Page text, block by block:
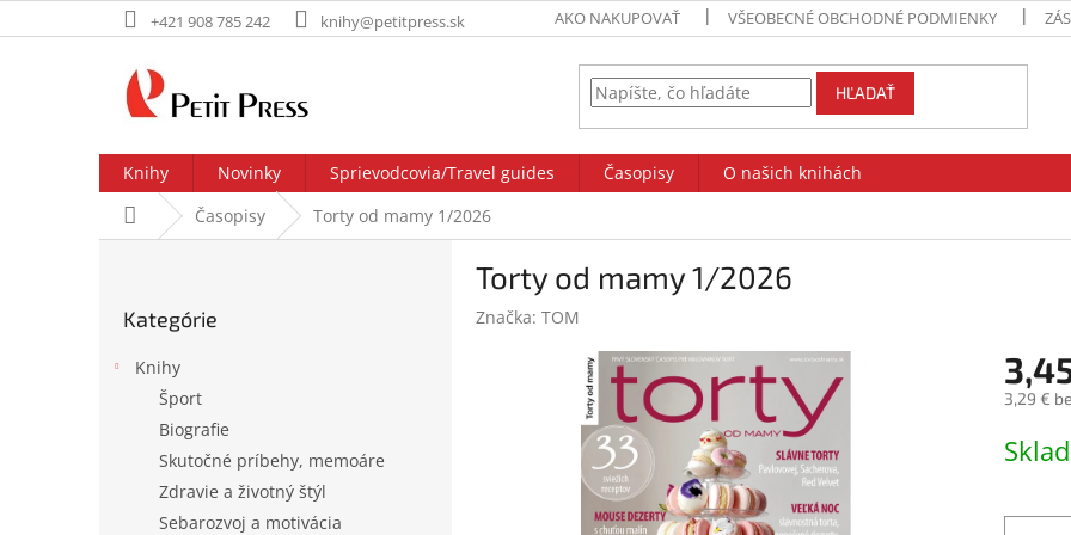
na
+421 908 785 242 knihy@petitpress.sk AKO NAKUPOVAŤ VŠEOBECNÉ OBCHODNÉ PODMIENKY
HĽADAŤ
Knihy Novinky Sprievodcovia/Travel guides Časopisy
O našich knihách
DomovČasopisy Torty od mamy 1/2026
kategórie
Kategórie
Knihy
Šport
Biografie
Skutočné príbehy, memoáre
Zdravie a životný štýl
Sebarozvoj a motivácia
Torty od mamy 1/2026
Značka: TOM
3,29 €
cena: